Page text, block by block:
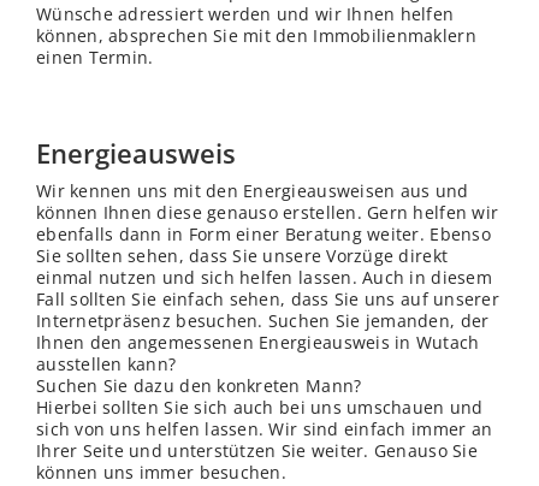
Wünsche adressiert werden und wir Ihnen helfen
können, absprechen Sie mit den Immobilienmaklern
einen Termin.
Energieausweis
Wir kennen uns mit den Energieausweisen aus und
können Ihnen diese genauso erstellen. Gern helfen wir
ebenfalls dann in Form einer Beratung weiter. Ebenso
Sie sollten sehen, dass Sie unsere Vorzüge direkt
einmal nutzen und sich helfen lassen. Auch in diesem
Fall sollten Sie einfach sehen, dass Sie uns auf unserer
Internetpräsenz besuchen. Suchen Sie jemanden, der
Ihnen den angemessenen Energieausweis in Wutach
ausstellen kann?
Suchen Sie dazu den konkreten Mann?
Hierbei sollten Sie sich auch bei uns umschauen und
sich von uns helfen lassen. Wir sind einfach immer an
Ihrer Seite und unterstützen Sie weiter. Genauso Sie
können uns immer besuchen.